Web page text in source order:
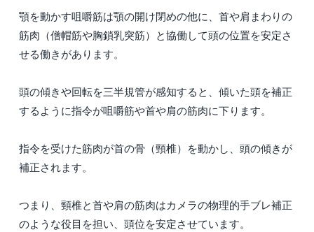
顎を動かす咀嚼筋は顎の開け閉めの他に、首や肩まわりの
筋肉（僧帽筋や胸鎖乳突筋）と協働して頭の位置を安定さ
せる働きがあります。
頭の傾きや回転を三半規管が感知すると、傾いた頭を補正
するように指令が咀嚼筋や首や肩の筋肉に下ります。
指令を受けた筋肉が首の骨（頸椎）を動かし、頭の傾きが
補正されます。
つまり、頸椎と首や肩の筋肉はカメラの物理的手ブレ補正
のような役目を担い、頭位を安定させています。